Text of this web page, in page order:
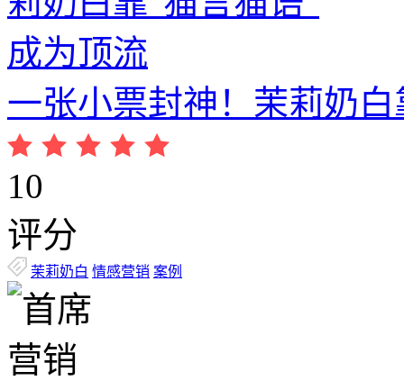
一张小票封神！茉莉奶
10
评分
茉莉奶白 情感营销 案例